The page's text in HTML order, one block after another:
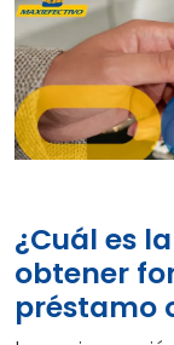
¿Cuál es
obtener
préstamo